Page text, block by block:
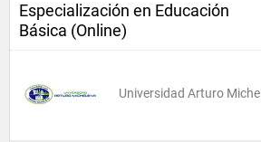
Especialización en Educación
Básica (Online)
Universidad Arturo